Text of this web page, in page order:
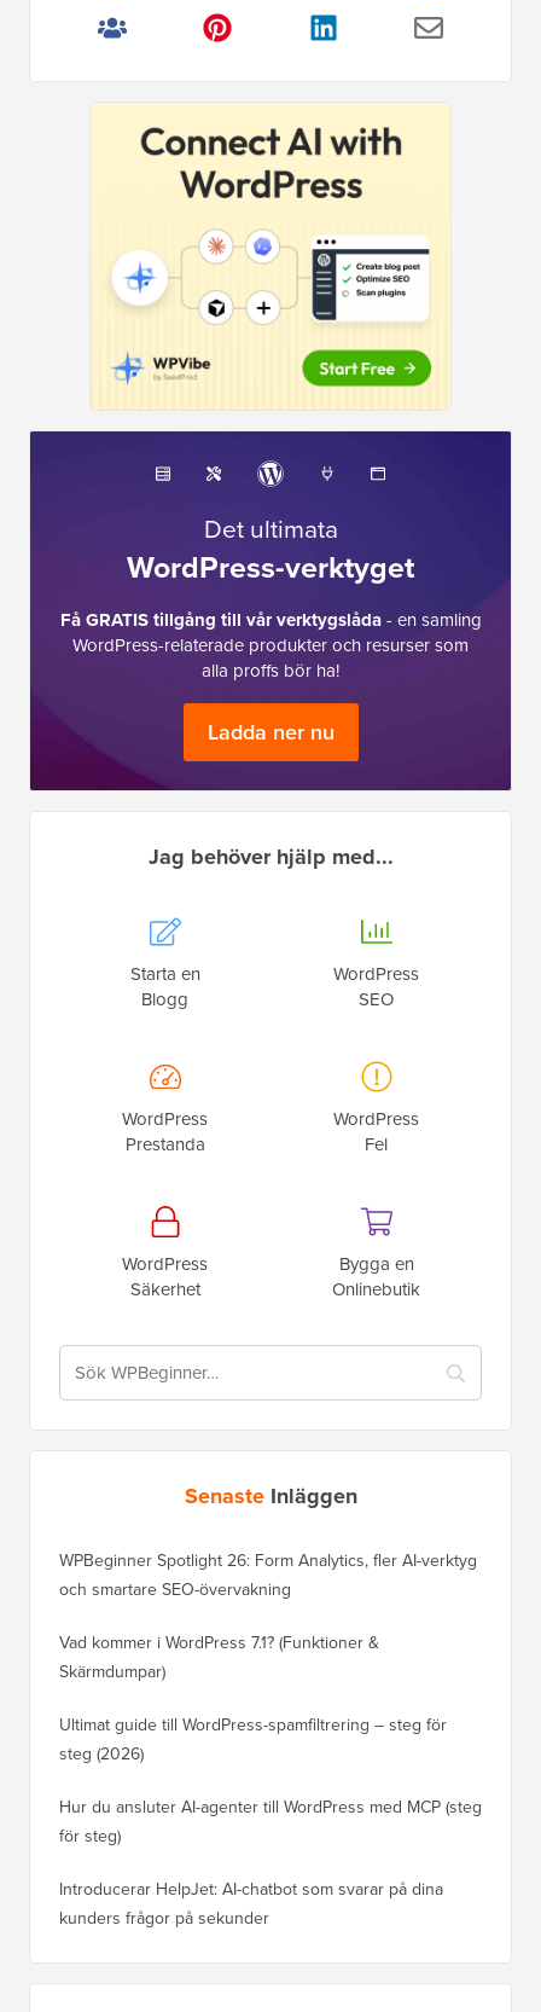
Det ultimata
WordPress-verktyget
Få GRATIS tillgång till vår verktygslåda- en samling
WordPress-relaterade produkter och resurser som
alla proffs bör ha!
Ladda ner nu
Jag behöver hjälp med...
Starta en
Blogg
WordPress
SEO
WordPress
Prestanda
WordPress
Fel
WordPress
Säkerhet
Bygga en
Onlinebutik
Senaste Inläggen
WPBeginner Spotlight 26: Form Analytics, fler AI-verktyg
och smartare SEO-övervakning
Vad kommer i WordPress 7.1? (Funktioner &
Skärmdumpar)
Ultimat guide till WordPress-spamfiltrering – steg för
steg (2026)
Hur du ansluter AI-agenter till WordPress med MCP (steg
för steg)
Introducerar HelpJet: AI-chatbot som svarar på dina
kunders frågor på sekunder